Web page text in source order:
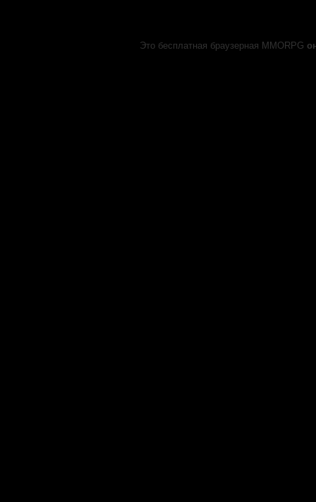
Это бесплатная браузерная MMORPG